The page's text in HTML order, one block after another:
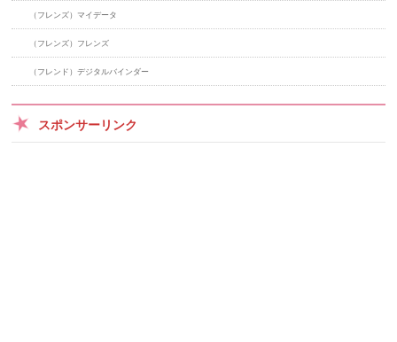
（フレンズ）マイデータ
（フレンズ）フレンズ
（フレンド）デジタルバインダー
スポンサーリンク